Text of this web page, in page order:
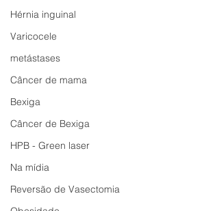
Hérnia inguinal
Varicocele
metástases
Câncer de mama
Bexiga
Câncer de Bexiga
HPB - Green laser
Na mídia
Reversão de Vasectomia